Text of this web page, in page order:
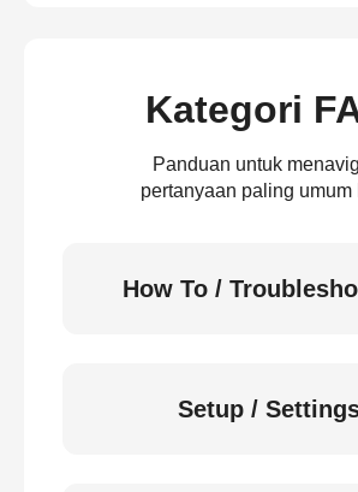
Kategori
Panduan untuk
pertanyaan paling umum
How To /
Setup /